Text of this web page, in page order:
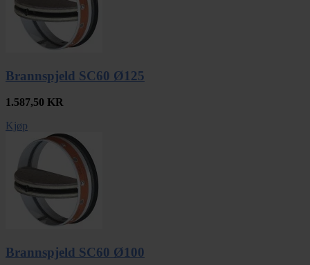
Brannspjeld SC60 Ø125
1.587,50 KR
Kjøp
Brannspjeld SC60 Ø100